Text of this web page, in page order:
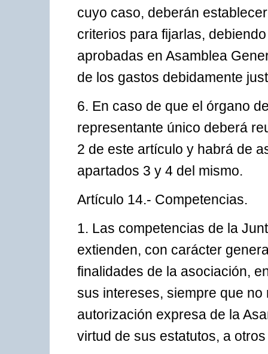
cuyo caso, deberán
criterios para fijarlas,
aprobadas en Asamblea
de los gastos debidamente
6. En caso de que el órgano
representante único deberá
2 de este artículo y habrá de
apartados 3 y 4 del mismo.
Artículo 14.- Competencias.
1. Las competencias de la
extienden, con carácter
finalidades de la asociación,
sus intereses, siempre que
autorización expresa de la
virtud de sus estatutos, a